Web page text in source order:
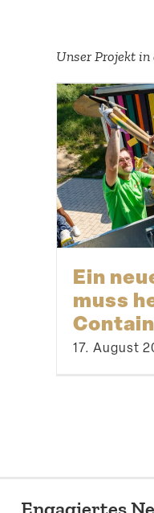
Unser Projekt
Ein
muss
17. August